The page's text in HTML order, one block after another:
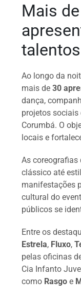
Mais
Ao longo da
mais de30
dança,
projetos sociais
Corumbá. O
locais e
As
clássico até
manifestações
cultural do
públicos se
Entre os
Estrela, Fluxo,
pelas oficinas
Cia Infanto
como Rasgo e